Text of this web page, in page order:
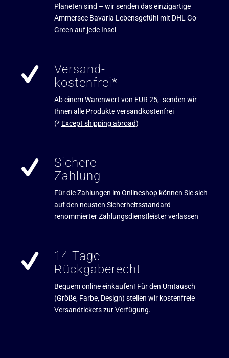
Planeten sind – wir senden das einzigartige
Ammersee Bavaria Lebensgefühl mit DHL Go-
Green auf jede Insel
Versand-
kostenfrei*
Ab einem Warenwert von EUR 25,- senden wir
Ihnen alle Produkte versandkostenfrei
(* Except shipping abroad)
Sichere
Zahlung
Für die Zahlungen im Onlineshop können Sie sich
auf den neusten Sicherheitsstandard
renommierter Zahlungsdienstleister verlassen
14 Tage
Rückgaberecht
Bequem online einkaufen! Für den Umtausch
(Größe, Farbe, Design) stellen wir kostenfreie
Versandtickets zur Verfügung.